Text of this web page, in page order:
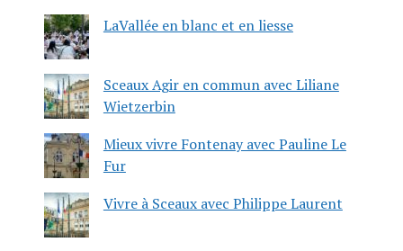
LaVallée en blanc et en liesse
Sceaux Agir en commun avec Liliane
Wietzerbin
Mieux vivre Fontenay avec Pauline Le
Fur
Vivre à Sceaux avec Philippe Laurent